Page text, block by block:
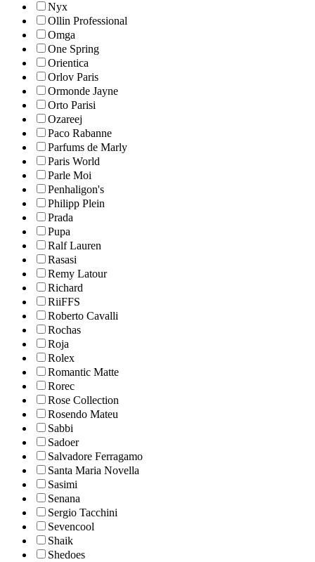
Nyx
Ollin Professional
Omga
One Spring
Orientica
Orlov Paris
Ormonde Jayne
Orto Parisi
Ozareej
Paco Rabanne
Parfums de Marly
Paris World
Parle Moi
Penhaligon's
Philipp Plein
Prada
Pupa
Ralf Lauren
Rasasi
Remy Latour
Richard
RiiFFS
Roberto Cavalli
Rochas
Roja
Rolex
Romantic Matte
Rorec
Rose Collection
Rosendo Mateu
Sabbi
Sadoer
Salvadore Ferragamo
Santa Maria Novella
Sasimi
Senana
Sergio Tacchini
Sevencool
Shaik
Shedoes